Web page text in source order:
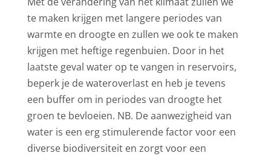
te maken krijgen met langere periodes van
warmte en droogte en zullen we ook te maken
krijgen met heftige regenbuien. Door in het
laatste geval water op te vangen in reservoirs,
beperk je de wateroverlast en heb je tevens
een buffer om in periodes van droogte het
groen te bevloeien. NB. De aanwezigheid van
water is een erg stimulerende factor voor een
diverse biodiversiteit en zorgt voor een